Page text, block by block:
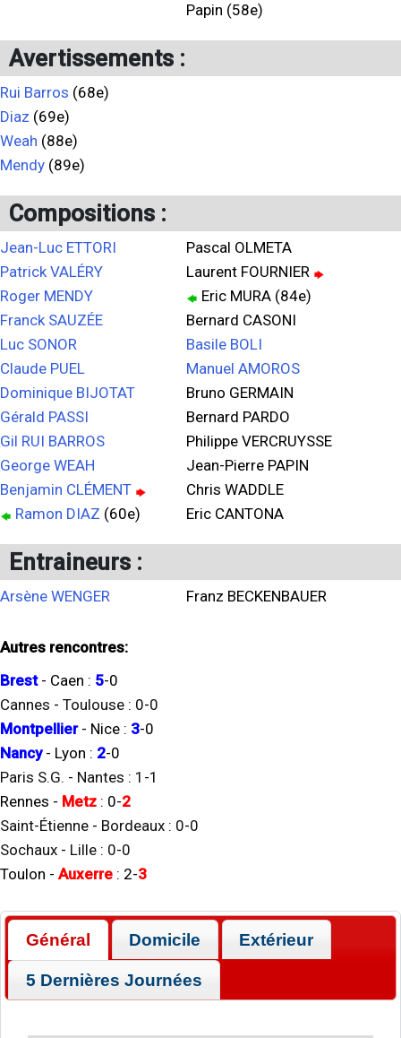
Papin (58e)
Avertissements :
Rui Barros (68e)
Diaz (69e)
Weah (88e)
Mendy (89e)
Compositions :
Jean-Luc ETTORI
Patrick VALÉRY
Roger MENDY
Franck SAUZÉE
Luc SONOR
Claude PUEL
Dominique BIJOTAT
Gérald PASSI
Gil RUI BARROS
George WEAH
Benjamin CLÉMENT
Ramon DIAZ (60e)
Pascal OLMETA
Laurent FOURNIER
Eric MURA (84e)
Bernard CASONI
Basile BOLI
Manuel AMOROS
Bruno GERMAIN
Bernard PARDO
Philippe VERCRUYSSE
Jean-Pierre PAPIN
Chris WADDLE
Eric CANTONA
Entraineurs :
Arsène WENGER Franz BECKENBAUER
Autres rencontres:
Brest- Caen : 5-0
Cannes - Toulouse : 0-0
Montpellier- Nice : 3-0
Nancy- Lyon : 2-0
Paris S.G. - Nantes : 1 -1
Rennes - Metz : 0-2
Saint-Étienne - Bordeaux : 0-0
Sochaux - Lille : 0-0
Toulon - Auxerre : 2-3
Général Domicile Extérieur
5 Dernières Journées